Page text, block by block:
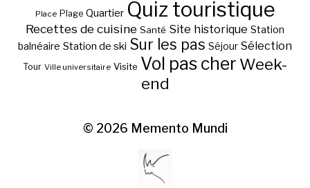
Place Plage Quartier Quiz touristique
Recettes de cuisine Santé Site historique Station
balnéaire Station de ski Sur les pas Séjour Sélection
Tour Ville universitaire Visite Vol pas cher Week-
end
© 2026 Memento Mundi